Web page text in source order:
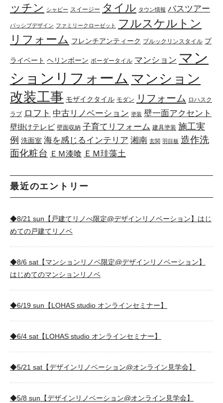
ッチン
シャビー スイージー タイル タウン情報 バスツアー
パッシブデザイン ファミリークローゼット
フルスケルトン
リフォーム フレンチアンティーク ブルックリンスタイル プ
ライベート ヘリンボーン ボーダータイル マンション マン
ションリフォーム マンション
改装工事 モザイクタイル モダン リフォーム ロハスク
ラブ ロフト 中古リノベーション 塗装 壁一面アクセント
壁掛けテレビ 壁面収納 子育てリフォーム 建具塗装 施工実
例 洗面室 海を感じるインテリア 湘南 玄関 羽目板 造作洗
面化粧台 ＥＭ漆喰 ＥＭ珪藻土
最近のエントリー
◆8/21 sun【戸建てリノべ限定@デザインリノベーション】はじ
めての戸建てリノベ
◆8/6 sat【マンションリノベ限定@デザインリノベーション】
はじめてのマンションリノベ
◆6/19 sun【LOHAS studio オンラインセミナー】
◆6/4 sat【LOHAS studio オンラインセミナー】
◆5/21 sat【デザインリノベーション@オンライン見学会】
◆5/8 sun【デザインリノベーション@オンライン見学会】